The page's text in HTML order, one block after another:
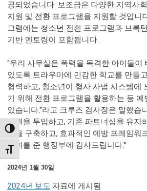
TOGGLE HIGH CONTRAST
TOGGLE FONT SIZE
공되었습니다. 보조금은 다양한 지역사
지원 및 전환 프로그램을 지원할 것입니
그램에는 청소년 전환 프로그램과 브록
기반 멘토링이 포함됩니다.
"우리 사무실은 폭력을 목격한 아이들이
있도록 트라우마에 민감한 학교를 만들
협력하고, 청소년이 형사 사법 시스템에
기 위해 전환 프로그램을 활용하는 등 예
있습니다."라고 크루즈 검사장은 말했습
자원을 투입하고, 기존 파트너십을 유지
십을 구축하고, 효과적인 예방 프레임워
기회를 준 행정부에 감사드립니다."
2024년 1월 30일
2024년 보도 자료에 게시됨